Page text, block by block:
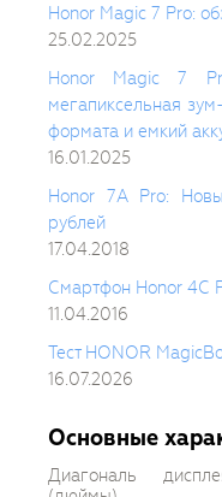
Honor Magic 7 Pro:
25.02.2025
Honor Magic 7
мегапиксельная
формата и емкий
16.01.2025
Honor 7A Pro:
рублей
17.04.2018
Смартфон Honor 4C
11.04.2016
Тест HONOR
16.07.2026
Основные
Диагональ